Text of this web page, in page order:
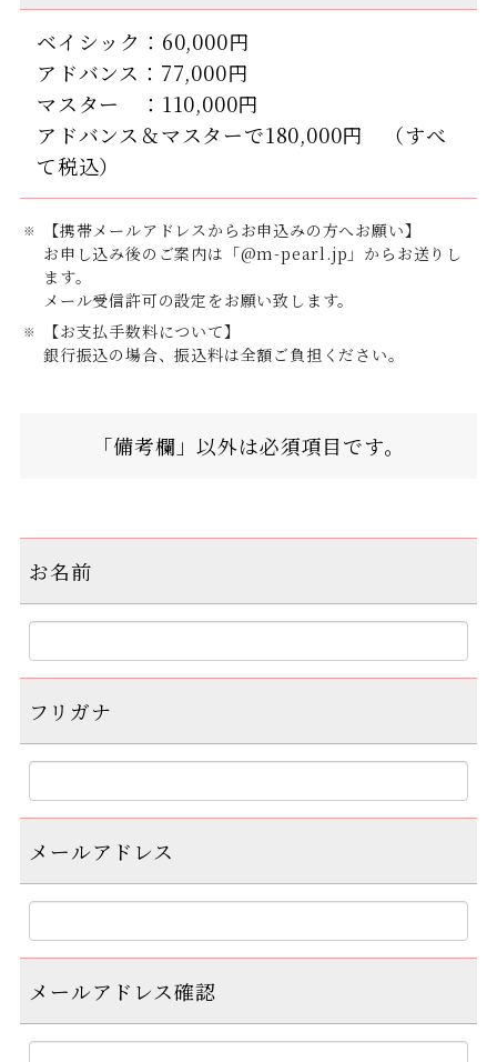
ベイシック：60,000円
アドバンス：77,000円
マスター ：110,000円
アドバンス＆マスターで180,000円 （すべ
て税込）
【携帯メールアドレスからお申込みの方へお願い】
お申し込み後のご案内は「@m-pearl.jp」からお送りし
ます。
メール受信許可の設定をお願い致します。
【お支払手数料について】
銀行振込の場合、振込料は全額ご負担ください。
「備考欄」以外は必須項目です。
お名前
フリガナ
メールアドレス
メールアドレス確認